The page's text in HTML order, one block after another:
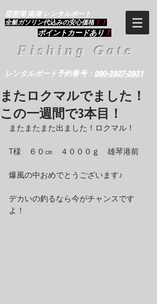
琵琶湖 南湖 レンタルボート
​全艇ガソリン代込みの安心価格 ！！
ポイントカードあり ！
Fishing Gate
レンタルボート予約番号： 090-3827-2931
またロクマルでました！
この一週間で3本目！
またまたまた出ました！ロクマル！
T様　６０㎝　４０００ｇ　雄琴港前
爆風の中おめでとうございます♪
デカいの釣るなら今がチャンスです
よ！